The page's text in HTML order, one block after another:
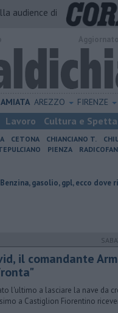
audience di
AMIATA AREZZO FIRENZE
Lavoro Cultura e
CETONA CHIANCIANO T.
PIENZA
gpl, ecco dove risparmiare
il comandante
l'ultimo a lasciare la nave da
a Castiglion Fiorentino